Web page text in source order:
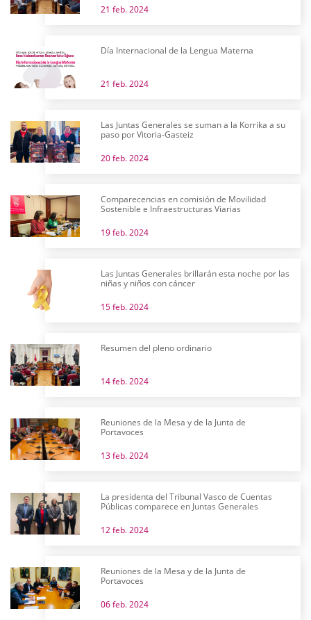
21 feb. 2024
Día Internacional de la Lengua Materna
21 feb. 2024
Las Juntas Generales se suman a la Korrika a su
paso por Vitoria-Gasteiz
20 feb. 2024
Comparecencias en comisión de Movilidad
Sostenible e Infraestructuras Viarias
19 feb. 2024
Las Juntas Generales brillarán esta noche por las
niñas y niños con cáncer
15 feb. 2024
Resumen del pleno ordinario
14 feb. 2024
Reuniones de la Mesa y de la Junta de
Portavoces
13 feb. 2024
La presidenta del Tribunal Vasco de Cuentas
Públicas comparece en Juntas Generales
12 feb. 2024
Reuniones de la Mesa y de la Junta de
Portavoces
06 feb. 2024